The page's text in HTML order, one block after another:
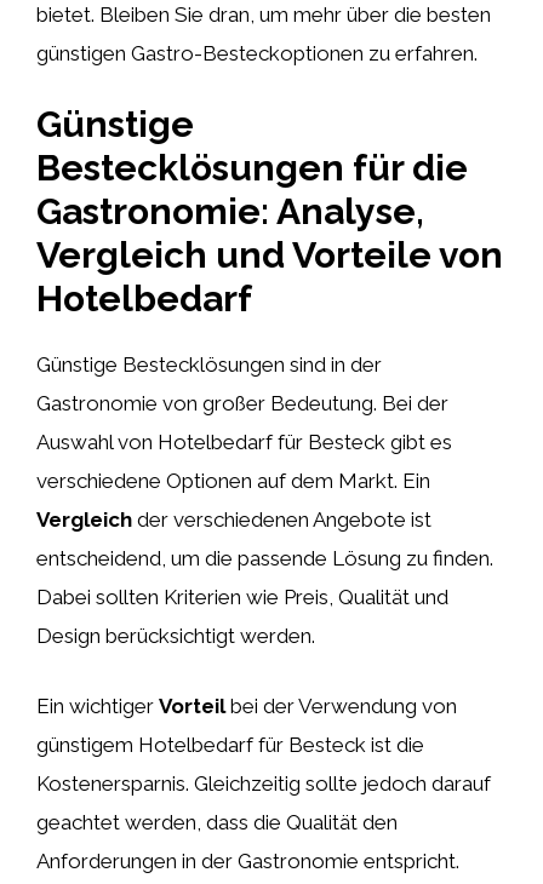
bietet. Bleiben Sie dran, um mehr über die besten
günstigen Gastro-Besteckoptionen zu erfahren.
Günstige
Bestecklösungen für die
Gastronomie: Analyse,
Vergleich und Vorteile von
Hotelbedarf
Günstige Bestecklösungen sind in der
Gastronomie von großer Bedeutung. Bei der
Auswahl von Hotelbedarf für Besteck gibt es
verschiedene Optionen auf dem Markt. Ein
Vergleich der verschiedenen Angebote ist
entscheidend, um die passende Lösung zu finden.
Dabei sollten Kriterien wie Preis, Qualität und
Design berücksichtigt werden.
Ein wichtiger Vorteilbei der Verwendung von
günstigem Hotelbedarf für Besteck ist die
Kostenersparnis. Gleichzeitig sollte jedoch darauf
geachtet werden, dass die Qualität den
Anforderungen in der Gastronomie entspricht.